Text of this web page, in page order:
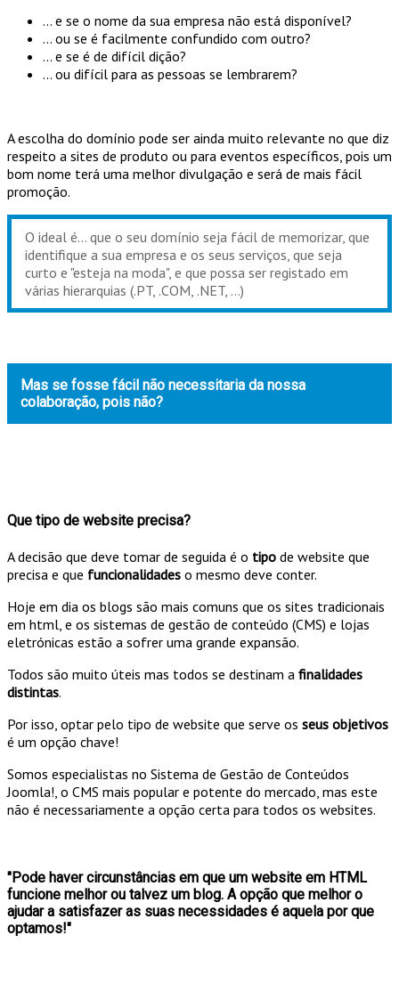
... e se o nome da sua empresa não está disponível?
... ou se é facilmente confundido com outro?
... e se é de difícil dição?
... ou difícil para as pessoas se lembrarem?
A escolha do domínio pode ser ainda muito relevante no que diz
respeito a sites de produto ou para eventos específicos, pois um
bom nome terá uma melhor divulgação e será de mais fácil
promoção.
O ideal é... que o seu domínio seja fácil de memorizar, que
identifique a sua empresa e os seus serviços, que seja
curto e "esteja na moda", e que possa ser registado em
várias hierarquias (.PT, .COM, .NET, …)
Mas se fosse fácil não necessitaria da nossa
colaboração, pois não?
Que tipo de website precisa?
A decisão que deve tomar de seguida é o tipo de website que
precisa e que funcionalidades o mesmo deve conter.
Hoje em dia os blogs são mais comuns que os sites tradicionais
em html, e os sistemas de gestão de conteúdo (CMS) e lojas
eletrónicas estão a sofrer uma grande expansão.
Todos são muito úteis mas todos se destinam a finalidades
distintas.
Por isso, optar pelo tipo de website que serve os seus objetivos
é um opção chave!
Somos especialistas no Sistema de Gestão de Conteúdos
Joomla!, o CMS mais popular e potente do mercado, mas este
não é necessariamente a opção certa para todos os websites.
"Pode haver circunstâncias em que um website em HTML
funcione melhor ou talvez um blog. A opção que melhor o
ajudar a satisfazer as suas necessidades é aquela por que
optamos!"